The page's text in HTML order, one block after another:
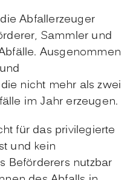
Abfallerzeuger
Sammler und
Ausgenommen
nicht mehr als zwei
im Jahr erzeugen.
für das privilegierte
und kein
Beförderers nutzbar